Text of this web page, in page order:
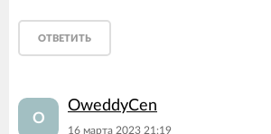
ОТВЕТИТЬ
O
OweddyCen
16 марта 2023 21:19